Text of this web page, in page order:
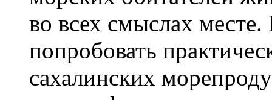
во всех смыслах
попробовать
сахалинских